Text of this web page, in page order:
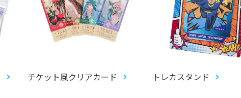
チケット風クリアカード トレカスタンド